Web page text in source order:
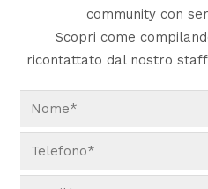
community con
Scopri come
ricontattato dal nostro